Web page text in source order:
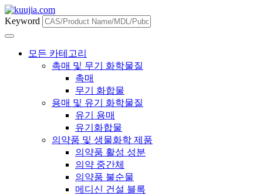
Keyword
모든 카테고리
촉매 및 무기 화학물질
촉매
무기 화합물
용매 및 유기 화학물질
유기 용매
유기화합물
의약품 및 생물화학 제품
의약품 활성 성분
의약 중간체
의약품 불순물
메디신 건설 블록